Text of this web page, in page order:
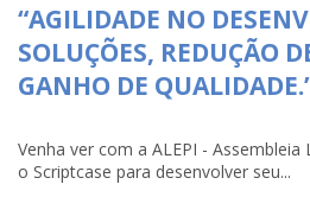
“AGILIDADE NO
SOLUÇÕES, REDUÇÃO
GANHO DE
Venha ver com a ALEPI -
o Scriptcase para desenvolver seu...